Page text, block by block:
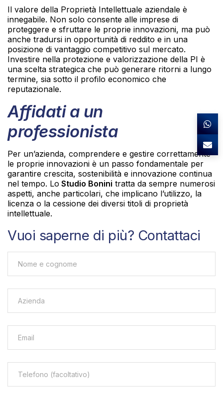
Il valore della Proprietà Intellettuale aziendale è
innegabile. Non solo consente alle imprese di
proteggere e sfruttare le proprie innovazioni, ma può
anche tradursi in opportunità di reddito e in una
posizione di vantaggio competitivo sul mercato.
Investire nella protezione e valorizzazione della PI è
una scelta strategica che può generare ritorni a lungo
termine, sia sotto il profilo economico che
reputazionale.
Affidati a un
professionista
Per un’azienda, comprendere e gestire correttamente
le proprie innovazioni è un passo fondamentale per
garantire crescita, sostenibilità e innovazione continua
nel tempo. Lo Studio Bonini tratta da sempre numerosi
aspetti, anche particolari, che implicano l’utilizzo, la
licenza o la cessione dei diversi titoli di proprietà
intellettuale.
Vuoi saperne di più? Contattaci